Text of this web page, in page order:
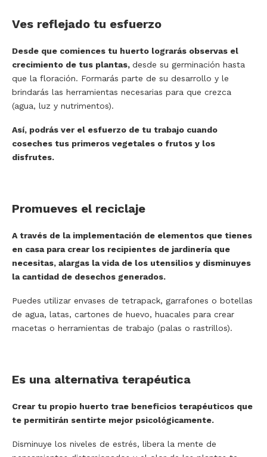
Ves reflejado tu esfuerzo
Desde que comiences tu huerto lograrás observas el
crecimiento de tus plantas, desde su germinación hasta
que la floración. Formarás parte de su desarrollo y le
brindarás las herramientas necesarias para que crezca
(agua, luz y nutrimentos).
Así, podrás ver el esfuerzo de tu trabajo cuando
coseches tus primeros vegetales o frutos y los
disfrutes.
Promueves el reciclaje
A través de la implementación de elementos que tienes
en casa para crear los recipientes de jardinería que
necesitas, alargas la vida de los utensilios y disminuyes
la cantidad de desechos generados.
Puedes utilizar envases de tetrapack, garrafones o botellas
de agua, latas, cartones de huevo, huacales para crear
macetas o herramientas de trabajo (palas o rastrillos).
Es una alternativa terapéutica
Crear tu propio huerto trae beneficios terapéuticos que
te permitirán sentirte mejor psicológicamente.
Disminuye los niveles de estrés, libera la mente de